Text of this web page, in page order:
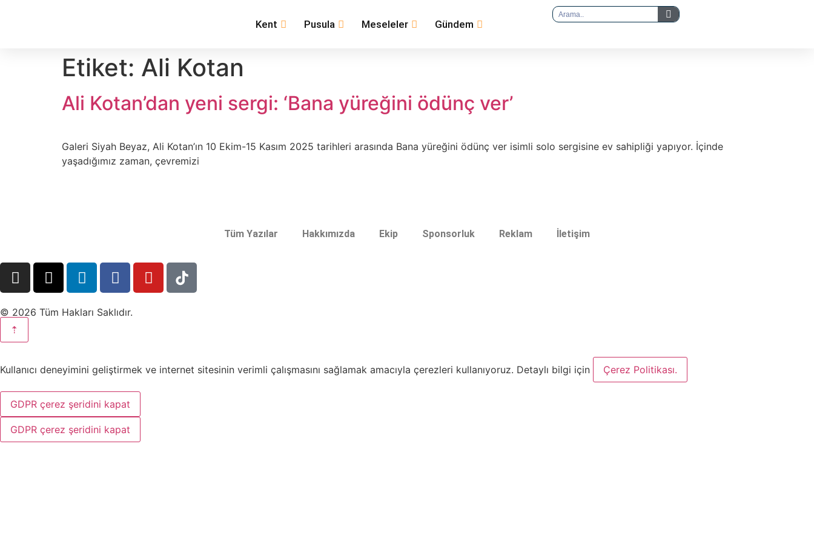
Kent Pusula Meseleler Gündem
Etiket: Ali Kotan
Ali Kotan’dan yeni sergi: ‘Bana yüreğini ödünç ver’
Galeri Siyah Beyaz, Ali Kotan’ın 10 Ekim-15 Kasım 2025 tarihleri arasında Bana yüreğini ödünç ver isimli solo sergisine ev sahipliği yapıyor. İçinde
yaşadığımız zaman, çevremizi
Tüm Yazılar Hakkımızda Ekip Sponsorluk Reklam İletişim
© 2026 Tüm Hakları Saklıdır.
⇡
Kullanıcı deneyimini geliştirmek ve internet sitesinin verimli çalışmasını sağlamak amacıyla çerezleri kullanıyoruz. Detaylı bilgi için Çerez Politikası.
GDPR çerez şeridini kapat
GDPR çerez şeridini kapat